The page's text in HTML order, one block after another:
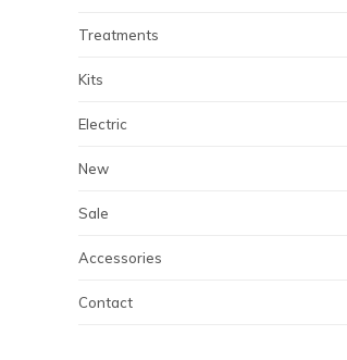
Treatments
Kits
Electric
New
Sale
Accessories
Contact